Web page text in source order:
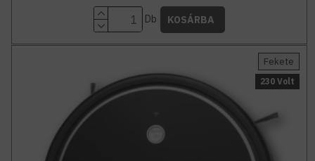
Db KOSÁRBA
Fekete
230 Volt